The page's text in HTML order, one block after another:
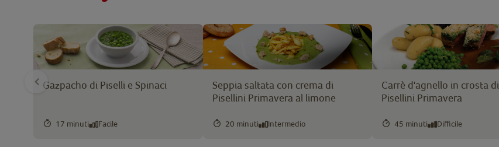
Gazpacho di Piselli e Spinaci
17 minuti Facile
Seppia saltata con crema di
Pisellini Primavera al limone
20 minuti Intermedio
Carrè d'agnello in crosta di
Pisellini Primavera
45 minuti Difficile